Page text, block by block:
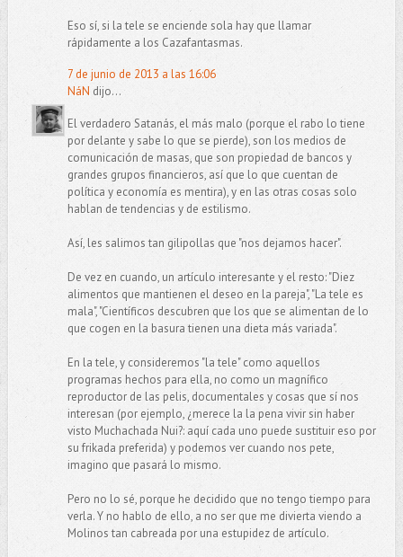
Eso sí, si la tele se enciende sola hay que llamar
rápidamente a los Cazafantasmas.
7 de junio de 2013 a las 16:06
NáN dijo...
El verdadero Satanás, el más malo (porque el rabo lo tiene
por delante y sabe lo que se pierde), son los medios de
comunicación de masas, que son propiedad de bancos y
grandes grupos financieros, así que lo que cuentan de
política y economía es mentira), y en las otras cosas solo
hablan de tendencias y de estilismo.
Así, les salimos tan gilipollas que "nos dejamos hacer".
De vez en cuando, un artículo interesante y el resto: "Diez
alimentos que mantienen el deseo en la pareja", "La tele es
mala", "Científicos descubren que los que se alimentan de lo
que cogen en la basura tienen una dieta más variada".
En la tele, y consideremos "la tele" como aquellos
programas hechos para ella, no como un magnífico
reproductor de las pelis, documentales y cosas que sí nos
interesan (por ejemplo, ¿merece la la pena vivir sin haber
visto Muchachada Nui?: aquí cada uno puede sustituir eso por
su frikada preferida) y podemos ver cuando nos pete,
imagino que pasará lo mismo.
Pero no lo sé, porque he decidido que no tengo tiempo para
verla. Y no hablo de ello, a no ser que me divierta viendo a
Molinos tan cabreada por una estupidez de artículo.